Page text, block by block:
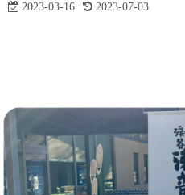
2023-03-16 2023-07-03